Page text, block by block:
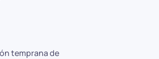
temprana de